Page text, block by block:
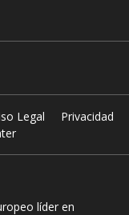
Legal
Privacidad
líder en